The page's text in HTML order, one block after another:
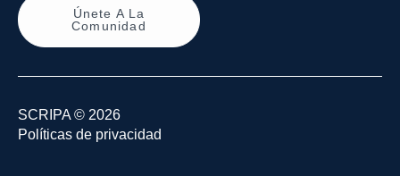
Únete A La
Comunidad
SCRIPA © 2026
Políticas de privacidad